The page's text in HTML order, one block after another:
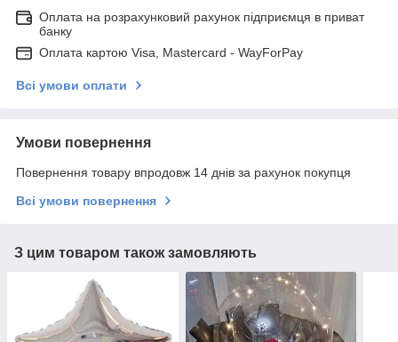
Оплата на розрахунковий рахунок підприємця в приват
банку
Оплата картою Visa, Mastercard - WayForPay
Всі умови оплати
Умови повернення
Повернення товару впродовж 14 днів за рахунок покупця
Всі умови повернення
З цим товаром також замовляють